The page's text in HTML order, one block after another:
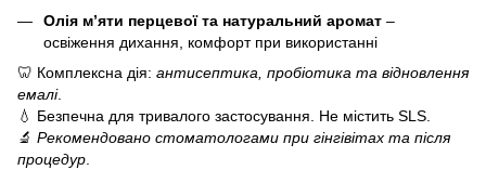
Олія м’яти перцевої та натуральний аромат –
освіження дихання, комфорт при використанні
🦷 Комплексна дія: антисептика, пробіотика та відновлення
емалі.
💧 Безпечна для тривалого застосування. Не містить SLS.
🔬 Рекомендовано стоматологами при гінгівітах та після
процедур.